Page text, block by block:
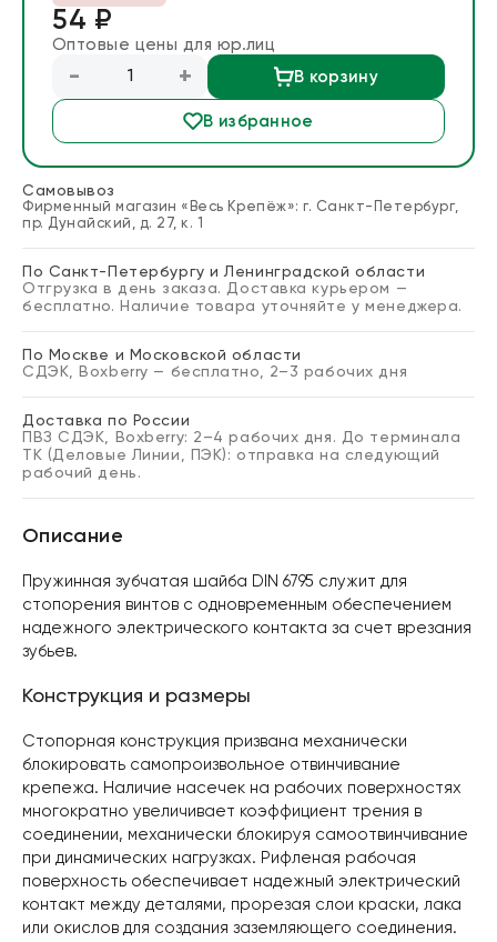
Контакты
54 ₽
Оптовые цены для юр.лиц
- + В корзину
В избранное
Самовывоз
Фирменный магазин «Весь Крепёж»: г. Санкт-Петербург,
пр. Дунайский, д. 27, к. 1
По Санкт-Петербургу и Ленинградской области
Отгрузка в день заказа. Доставка курьером —
бесплатно. Наличие товара уточняйте у менеджера.
По Москве и Московской области
СДЭК, Boxberry — бесплатно, 2–3 рабочих дня
Доставка по России
ПВЗ СДЭК, Boxberry: 2–4 рабочих дня. До терминала
ТК (Деловые Линии, ПЭК): отправка на следующий
рабочий день.
Описание
Пружинная зубчатая шайба DIN 6795 служит для
стопорения винтов с одновременным обеспечением
надежного электрического контакта за счет врезания
зубьев.
Конструкция и размеры
Стопорная конструкция призвана механически
блокировать самопроизвольное отвинчивание
крепежа. Наличие насечек на рабочих поверхностях
многократно увеличивает коэффициент трения в
соединении, механически блокируя самоотвинчивание
при динамических нагрузках. Рифленая рабочая
поверхность обеспечивает надежный электрический
контакт между деталями, прорезая слои краски, лака
или окислов для создания заземляющего соединения.